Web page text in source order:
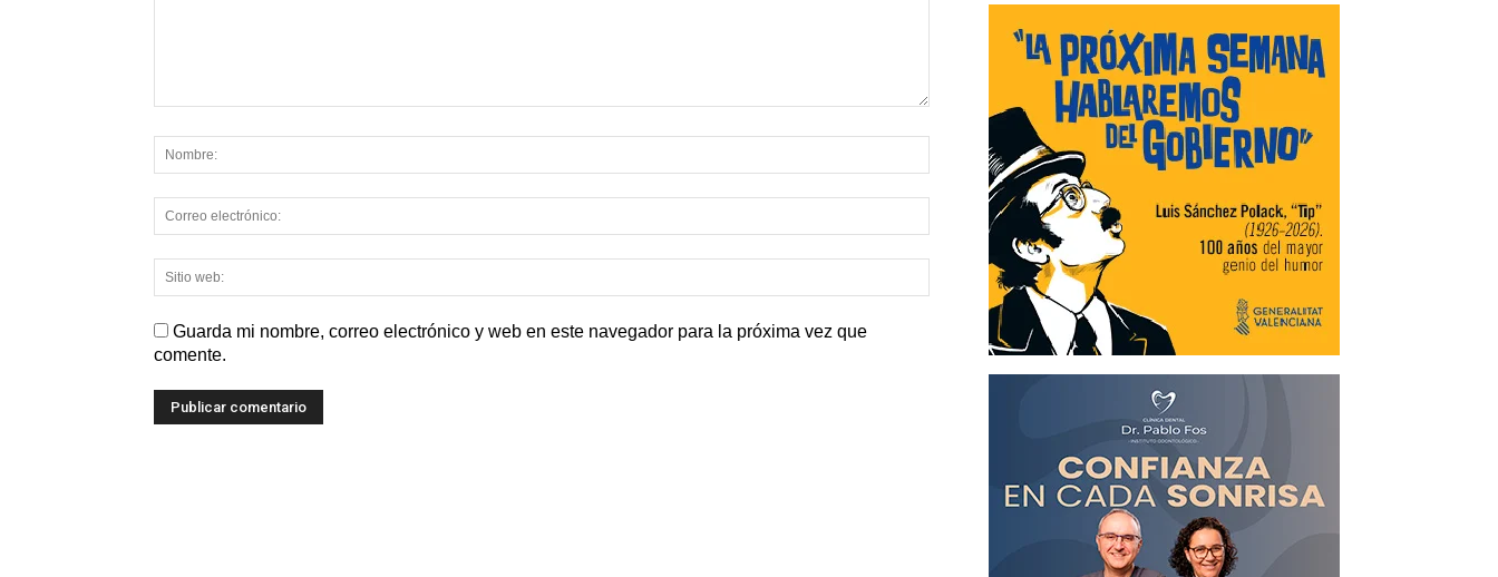
Guarda mi nombre, correo electrónico y web en este navegador para la próxima vez que
comente.